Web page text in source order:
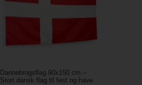
Dannebrogsflag 90x150 cm –
Stort dansk flag til fest og have